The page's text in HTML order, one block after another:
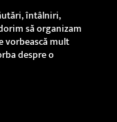
întâlniri,
să organizam
vorbească mult
despre o